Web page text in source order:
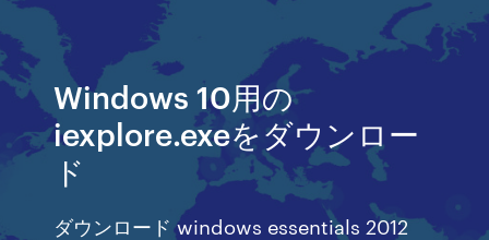
Windows 10用の
iexplore.exeをダウンロー
ド
ダウンロード windows essentials 2012